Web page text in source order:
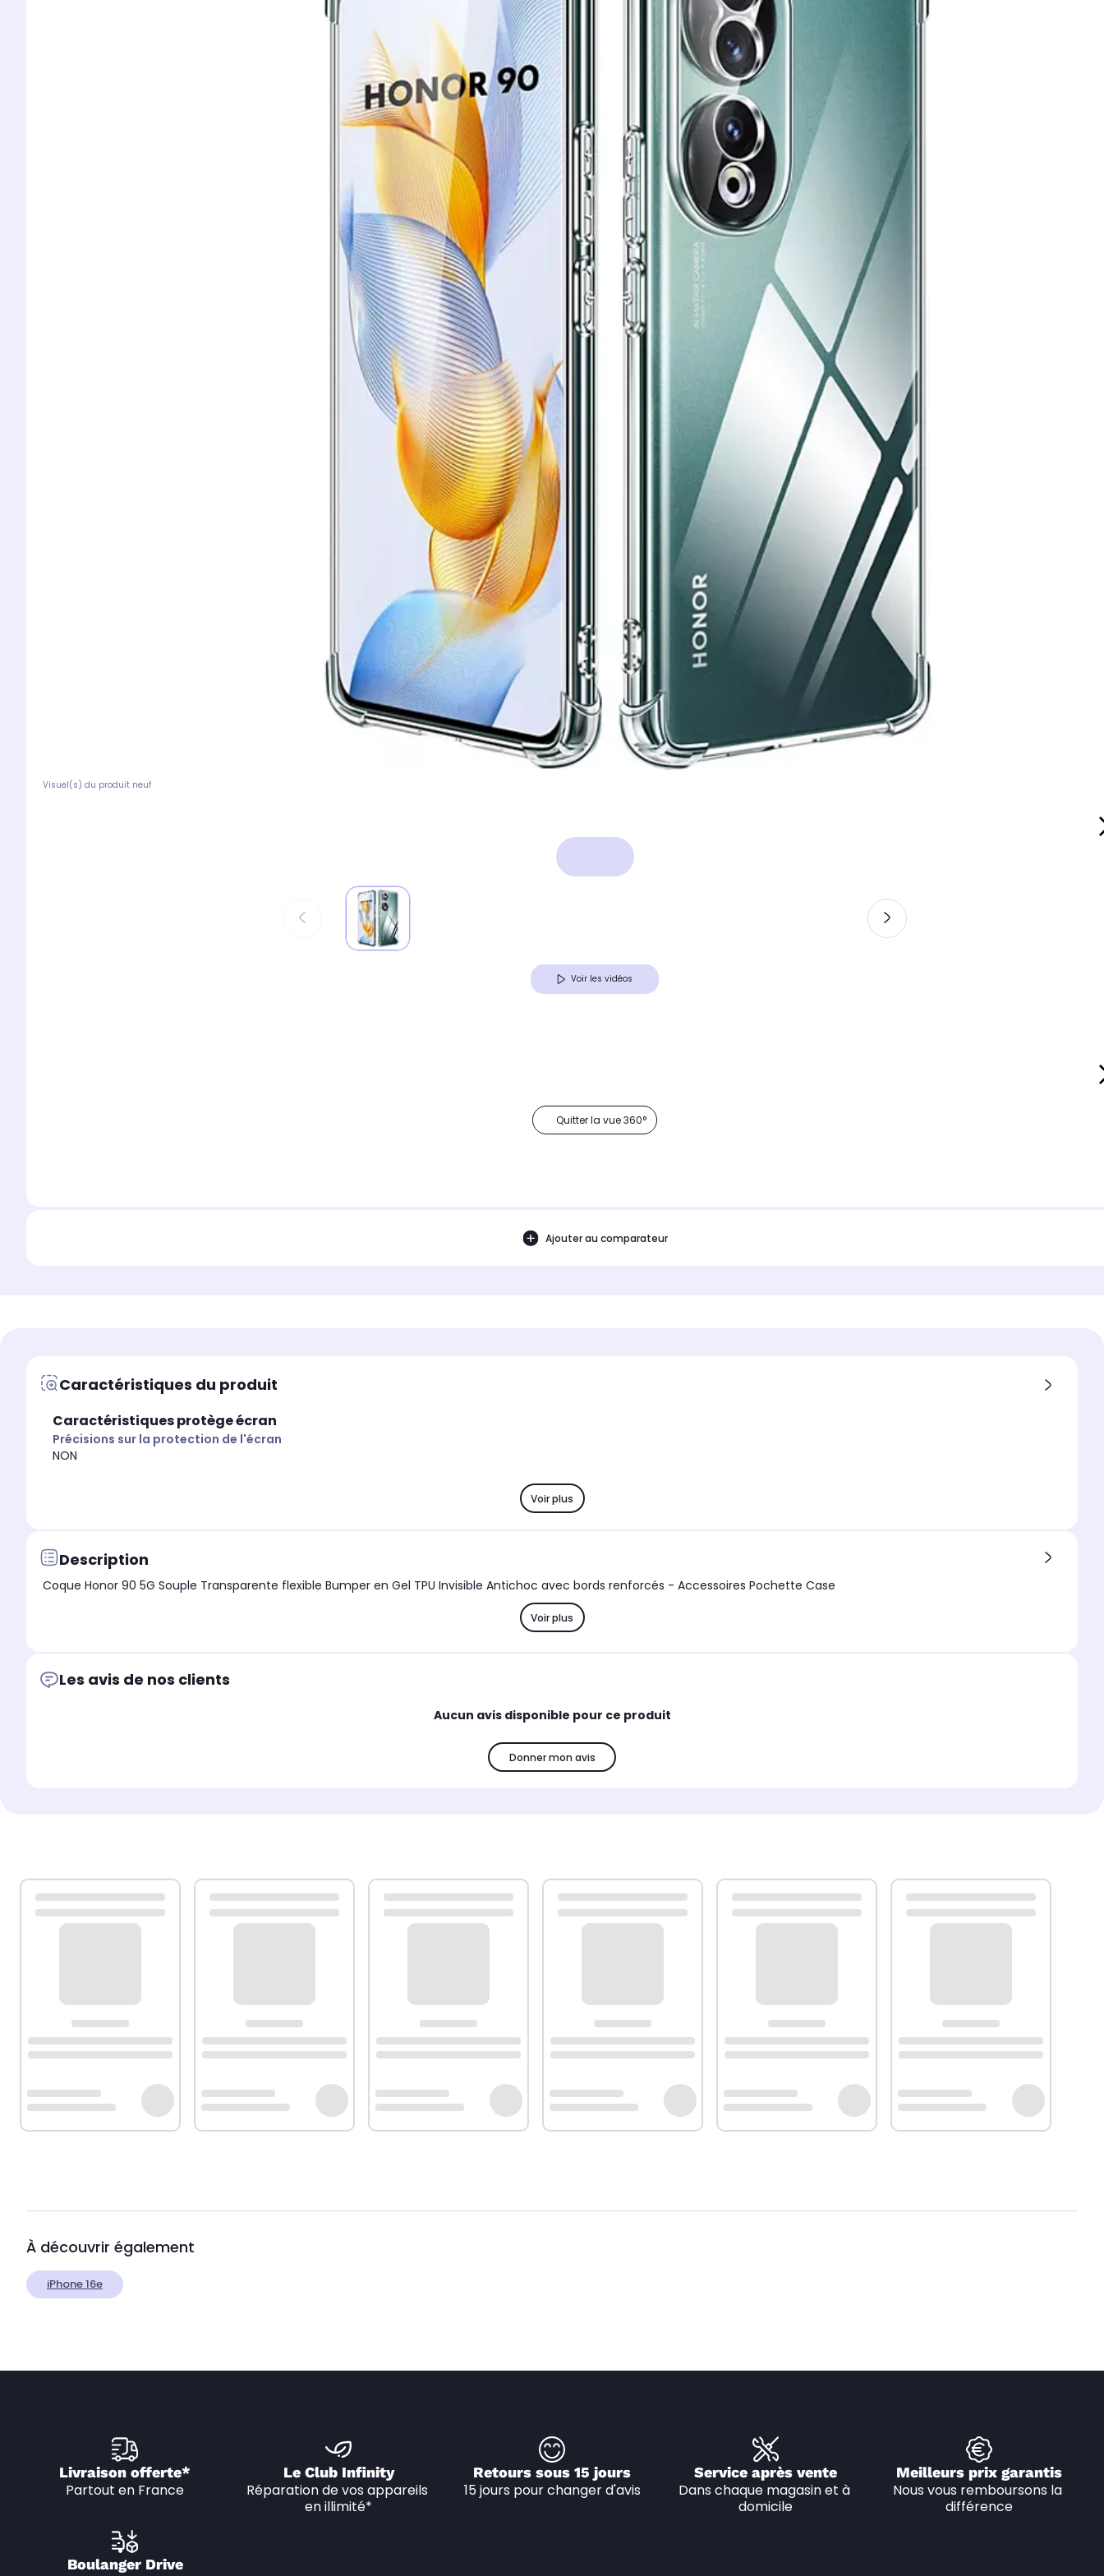
Visuel(s) du produit neuf
Voir les vidéos
Quitter la vue 360°
Ajouter au comparateur
Caractéristiques du produit
Caractéristiques protège écran
Précisions sur la protection de l'écran
NON
Voir plus
Description
Coque Honor 90 5G Souple Transparente flexible Bumper en Gel TPU Invisible Antichoc avec bords renforcés - Accessoires Pochette Case
Voir plus
Les avis de nos clients
Aucun avis disponible pour ce produit
Donner mon avis
À découvrir également
iPhone 16e
Livraison offerte*
Partout en France
Le Club Infinity
Réparation de vos appareils
en illimité*
Retours sous 15 jours
15 jours pour changer d'avis
Service après vente
Dans chaque magasin et à
domicile
Meilleurs prix garantis
Nous vous remboursons la
différence
Boulanger Drive